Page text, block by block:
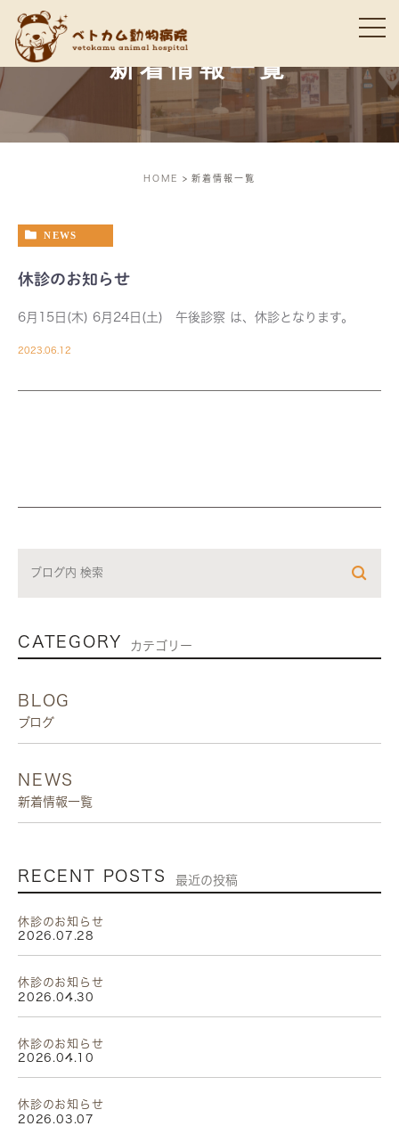
新着情報一覧
HOME 新着情報一覧
NEWS
休診のお知らせ
6月15日(木) 6月24日(土) 午後診察 は、休診となります。
2023.06.12
CATEGORY カテゴリー
BLOG
ブログ
NEWS
新着情報一覧
RECENT POSTS 最近の投稿
休診のお知らせ
2026.07.28
休診のお知らせ
2026.04.30
休診のお知らせ
2026.04.10
休診のお知らせ
2026.03.07